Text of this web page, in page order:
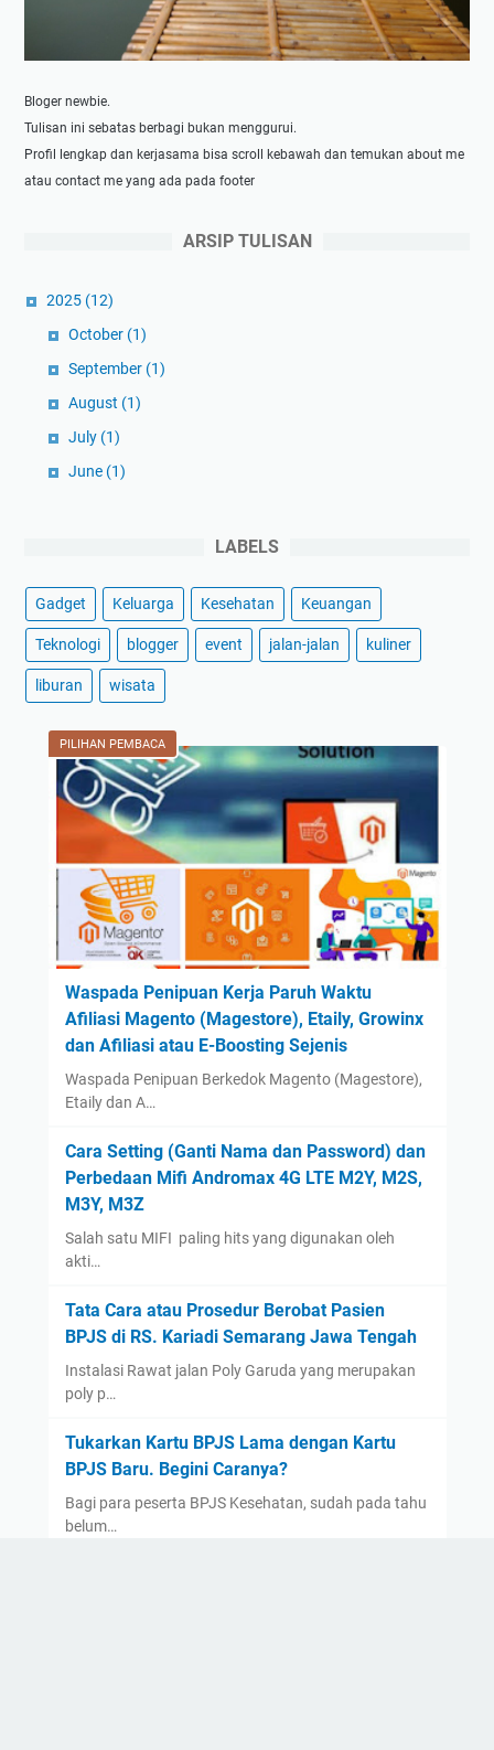
Bloger newbie.
Tulisan ini sebatas berbagi bukan menggurui.
Profil lengkap dan kerjasama bisa scroll kebawah dan temukan about me
atau contact me yang ada pada footer
ARSIP TULISAN
2025 (12)
October (1)
September (1)
August (1)
July (1)
June (1)
February(1)
January(1)
(59)
November(2)
October(2)
September(42)
(2)
July(2)
June(1)
May(1)
April
March(1)
February(1)
January (1)
August(1)
January(13)
December
August(1)
(3)
June(1)
April(1)
March(1)
2021(12)
LABELS
Gadget Keluarga Kesehatan Keuangan
Teknologi blogger event jalan-jalan kuliner
liburan wisata
PILIHAN PEMBACA
Waspada Penipuan Kerja Paruh Waktu
Afiliasi Magento (Magestore), Etaily, Growinx
dan Afiliasi atau E-Boosting Sejenis
Waspada Penipuan Berkedok Magento (Magestore),
Etaily dan A…
Cara Setting (Ganti Nama dan Password) dan
Perbedaan Mifi Andromax 4G LTE M2Y, M2S,
M3Y, M3Z
Salah satu MIFI paling hits yang digunakan oleh
akti…
Tata Cara atau Prosedur Berobat Pasien
BPJS di RS. Kariadi Semarang Jawa Tengah
Instalasi Rawat jalan Poly Garuda yang merupakan
poly p…
Tukarkan Kartu BPJS Lama dengan Kartu
BPJS Baru. Begini Caranya?
Bagi para peserta BPJS Kesehatan, sudah pada tahu
belum…